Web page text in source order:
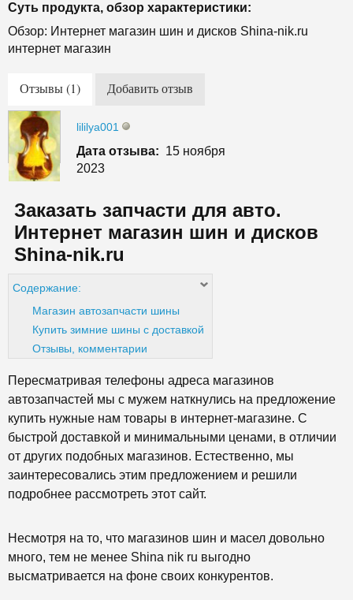
Суть продукта, обзор характеристики:
Обзор: Интернет магазин шин и дисков Shina-nik.ru
интернет магазин
Отзывы (1) Добавить отзыв
lililya001
Дата отзыва: 15 ноября
2023
Заказать запчасти для авто.
Интернет магазин шин и дисков
Shina-nik.ru
Содержание:
Магазин автозапчасти шины
Купить зимние шины с доставкой
Отзывы, комментарии
Пересматривая телефоны адреса магазинов
автозапчастей мы с мужем наткнулись на предложение
купить нужные нам товары в интернет-магазине. С
быстрой доставкой и минимальными ценами, в отличии
от других подобных магазинов. Естественно, мы
заинтересовались этим предложением и решили
подробнее рассмотреть этот сайт.
Несмотря на то, что магазинов шин и масел довольно
много, тем не менее Shina nik ru выгодно
высматривается на фоне своих конкурентов.